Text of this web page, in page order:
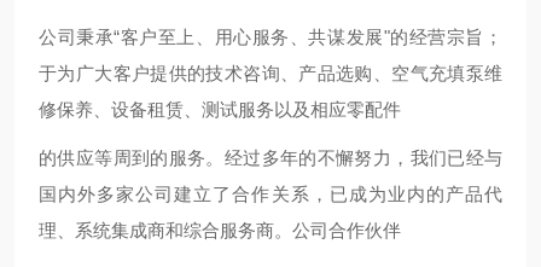
公司秉承“客户至上、用心服务、共谋发展"的经营宗旨；
于为广大客户提供的技术咨询、产品选购、空气充填泵维
修保养、设备租赁、测试服务以及相应零配件
的供应等周到的服务。经过多年的不懈努力，我们已经与
国内外多家公司建立了合作关系，已成为业内的产品代
理、系统集成商和综合服务商。公司合作伙伴